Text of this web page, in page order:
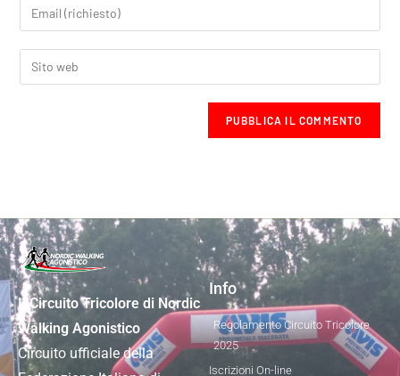
Il Circuito Tricolore di Nordic
Walking Agonistico
Circuito ufficiale della
Info
Regolamento Circuito Tricolore
2025
Iscrizioni On-line